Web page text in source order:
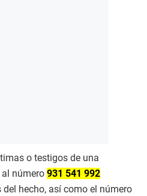
o testigos de una
número 931 541 992
hecho, así como el número